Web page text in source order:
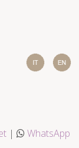
| WhatsApp